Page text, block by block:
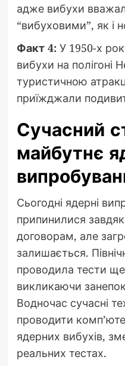
адже вибухи
“вибуховими”, як і
Факт 4:У 1950-х
вибухи на полігоні
туристичною
приїжджали
Сучасний
майбутнє
Сьогодні ядерні
припинилися
договорам, але
залишається.
проводила тести ще
викликаючи
Водночас сучасні
проводити
ядерних вибухів,
реальних тестах.